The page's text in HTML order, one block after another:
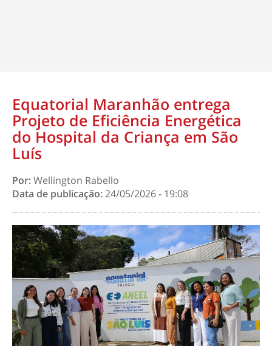
Equatorial Maranhão entrega
Projeto de Eficiência Energética
do Hospital da Criança em São
Luís
Por:Wellington Rabello
Data de publicação:24/05/2026 - 19:08